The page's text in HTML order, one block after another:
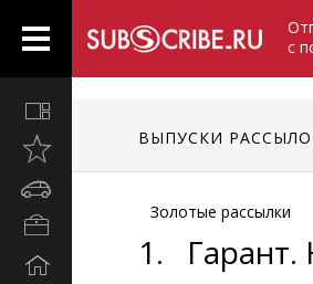
с
Открыто
недавно
ВЫПУСКИ
Золотые рассылки
1.